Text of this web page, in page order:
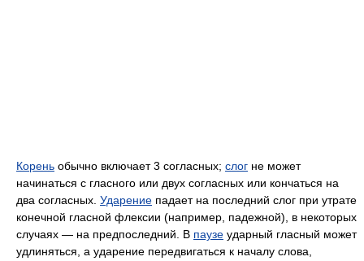
Корень обычно включает 3 согласных; слог не может
начинаться с гласного или двух согласных или кончаться на
два согласных. Ударение падает на последний слог при утрате
конечной гласной флексии (например, падежной), в некоторых
случаях — на предпоследний. В паузе ударный гласный может
удлиняться, а ударение передвигаться к началу слова,